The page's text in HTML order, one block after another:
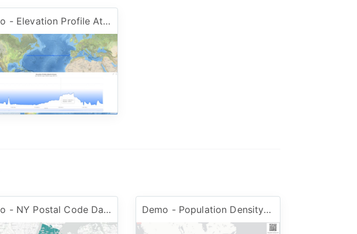
Demo - Elevation Profile Atlantic Ocean
Demo - NY Postal Code Dataset Demo - Population Density Dataset